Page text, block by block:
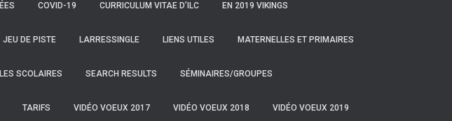
COVID-19 CURRICULUM VITAE D’ILC EN 2019 VIKINGS
JEU DE PISTE LARRESSINGLE LIENS UTILES MATERNELLES ET PRIMAIRES
SCOLAIRES SEARCH RESULTS SÉMINAIRES/GROUPES
TARIFS VIDÉO VOEUX 2017 VIDÉO VOEUX 2018 VIDÉO VOEUX 2019